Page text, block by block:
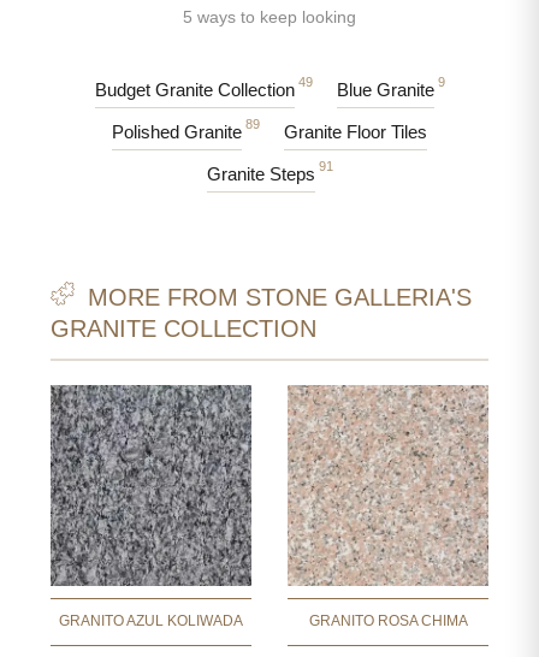
5 ways to keep looking
Budget Granite Collection 49 Blue Granite 9
Polished Granite 89 Granite Floor Tiles
Granite Steps 91
MORE FROM STONE GALLERIA'S
GRANITE COLLECTION
GRANITO AZUL KOLIWADA GRANITO ROSA CHIMA